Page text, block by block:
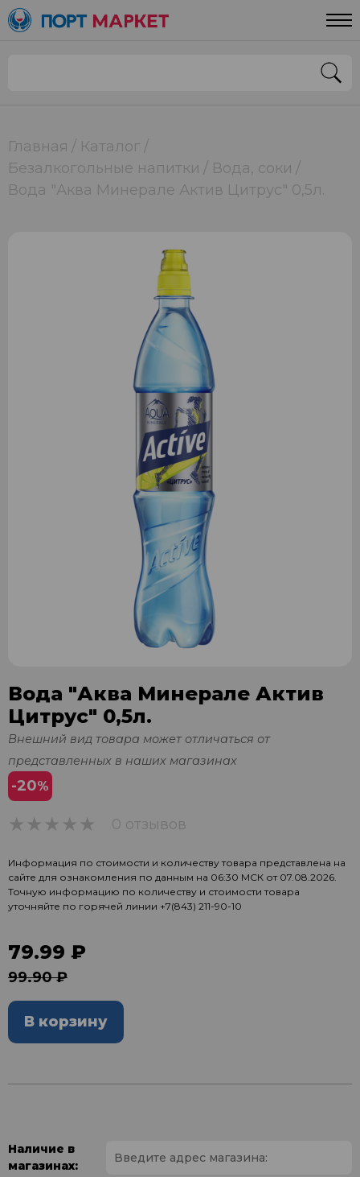
Главная
Каталог
Безалкогольные напитки
Вода, соки
Вода "Аква Минерале Актив Цитрус" 0,5л.
Вода "Аква Минерале Актив
Цитрус" 0,5л.
Внешний вид товара может отличаться от
представленных в наших магазинах
-20%
0 отзывов
Информация по стоимости и количеству товара представлена на
сайте для ознакомления по данным на 06:30 МСК от 07.08.2026.
Точную информацию по количеству и стоимости товара
уточняйте по горячей линии +7(843) 211-90-10
79.99 ₽
99.90 ₽
В корзину
Наличие в
магазинах: